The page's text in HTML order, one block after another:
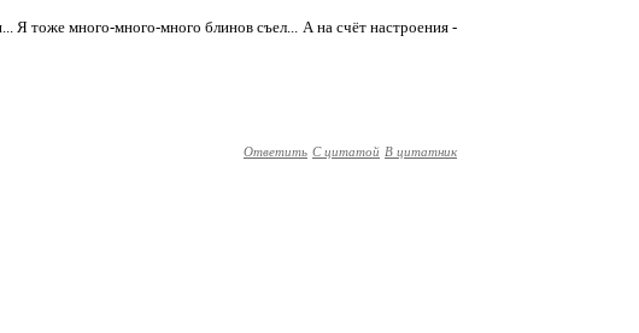
Я тоже много-много-много блинов съел... А на счёт настроения -
Ответить С цитатой В цитатник